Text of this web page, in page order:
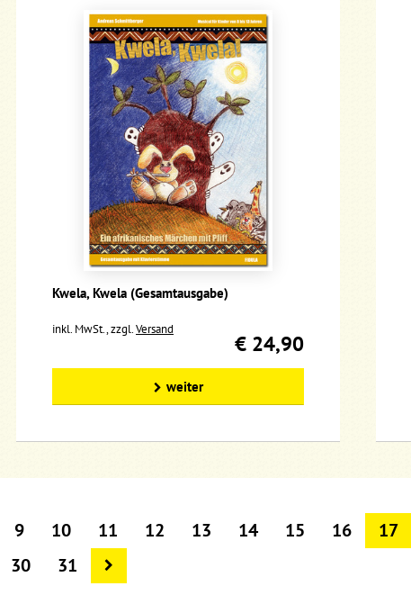
Kwela, Kwela (Gesamtausgabe)
inkl. MwSt., zzgl.Versand
€ 24,90
weiter
9 10 11 12 13 14 15 16 17
30 31